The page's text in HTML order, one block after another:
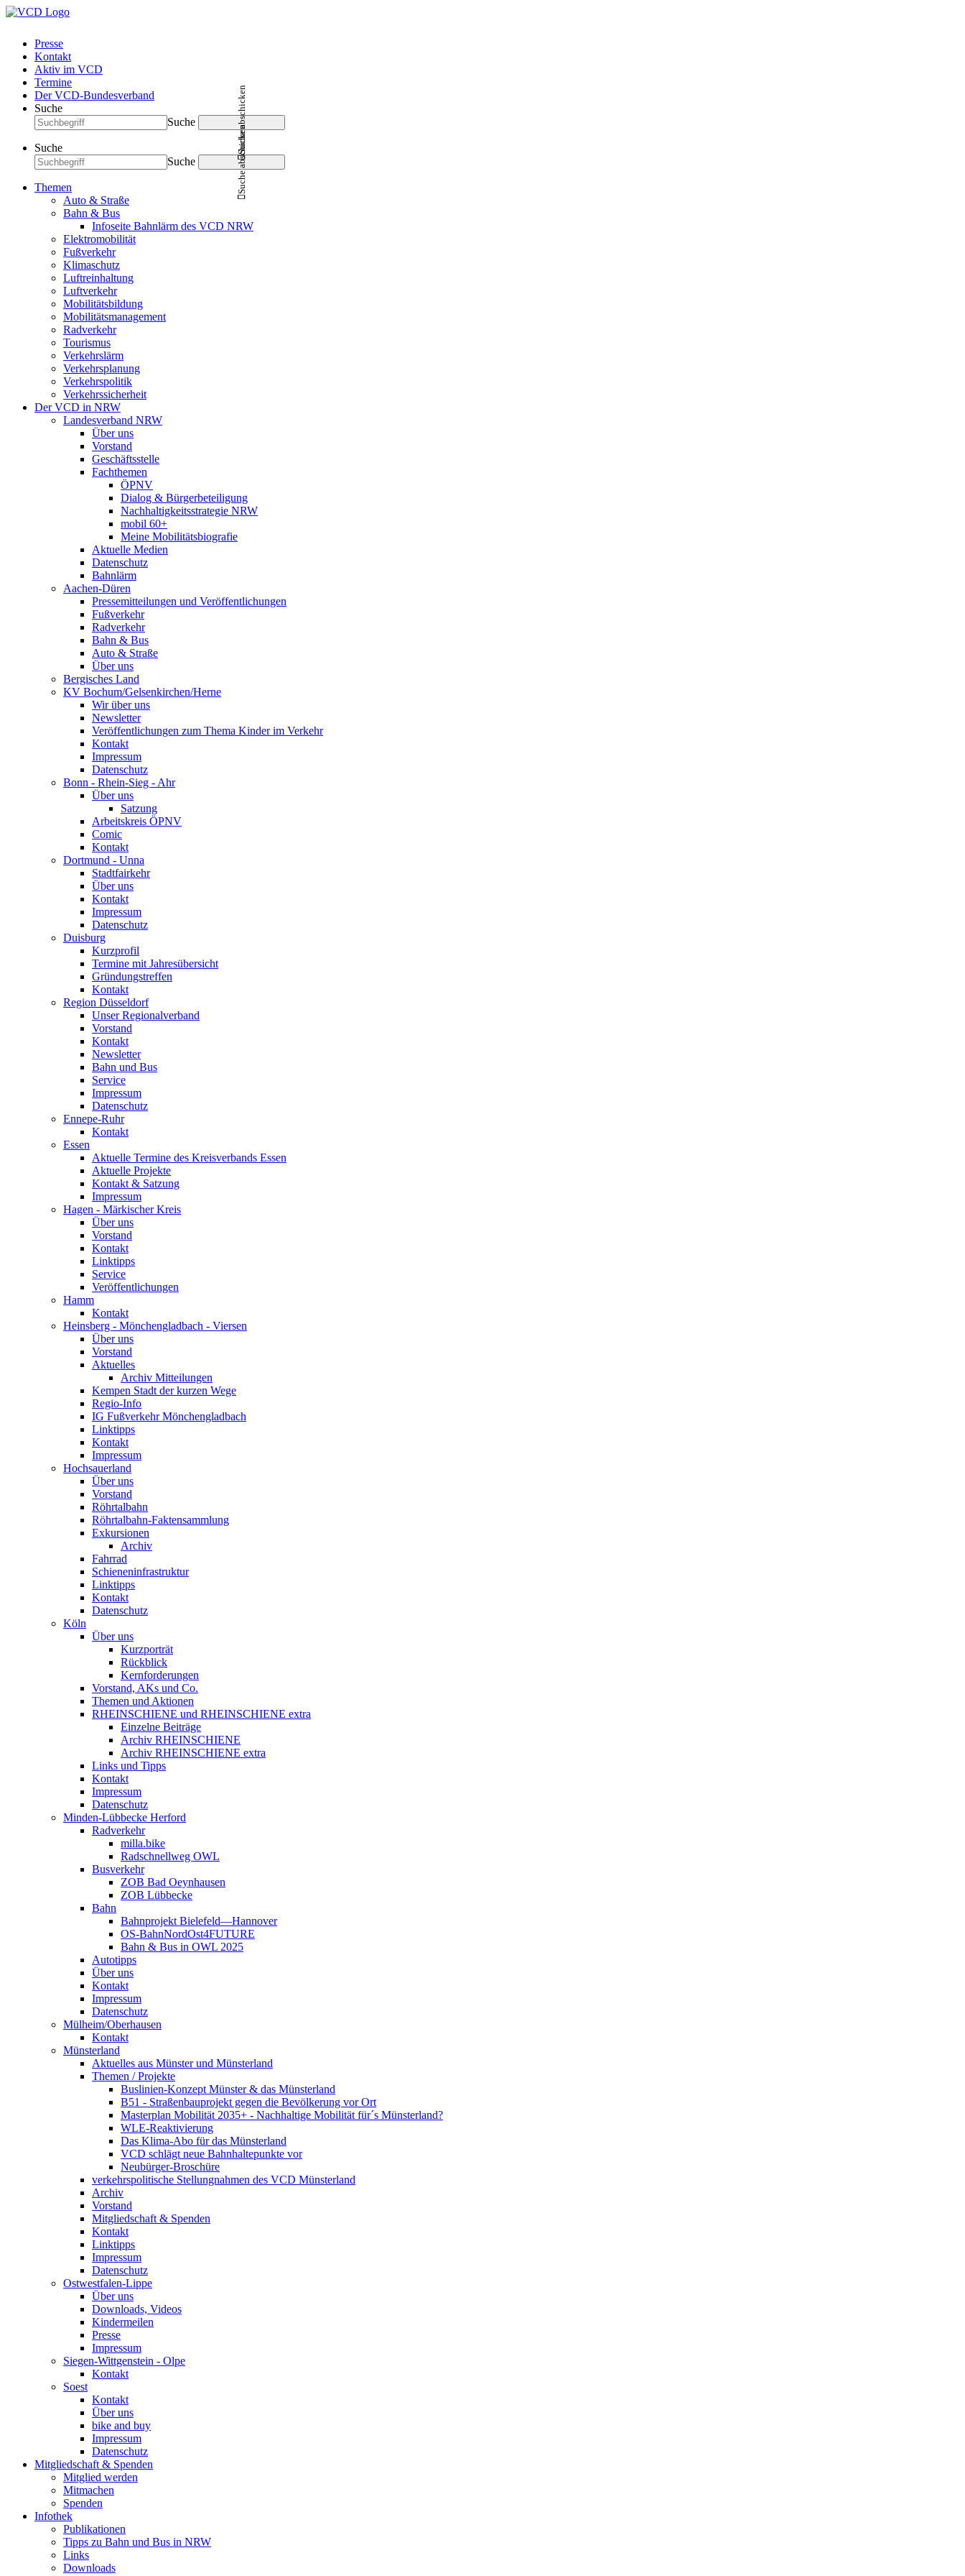
Presse
Kontakt
Aktiv im VCD
Termine
Der VCD-Bundesverband
Suche
Suche
Suche abschicken
Suche
Suche
Suche abschicken
Themen
Auto & Straße
Bahn & Bus
Infoseite Bahnlärm des VCD NRW
Elektromobilität
Fußverkehr
Klimaschutz
Luftreinhaltung
Luftverkehr
Mobilitätsbildung
Mobilitätsmanagement
Radverkehr
Tourismus
Verkehrslärm
Verkehrsplanung
Verkehrspolitik
Verkehrssicherheit
Der VCD in NRW
Landesverband NRW
Über uns
Vorstand
Geschäftsstelle
Fachthemen
ÖPNV
Dialog & Bürgerbeteiligung
Nachhaltigkeitsstrategie NRW
mobil 60+
Meine Mobilitätsbiografie
Aktuelle Medien
Datenschutz
Bahnlärm
Aachen-Düren
Pressemitteilungen und Veröffentlichungen
Fußverkehr
Radverkehr
Bahn & Bus
Auto & Straße
Über uns
Bergisches Land
KV Bochum/Gelsenkirchen/Herne
Wir über uns
Newsletter
Veröffentlichungen zum Thema Kinder im Verkehr
Kontakt
Impressum
Datenschutz
Bonn - Rhein-Sieg - Ahr
Über uns
Satzung
Arbeitskreis ÖPNV
Comic
Kontakt
Dortmund - Unna
Stadtfairkehr
Über uns
Kontakt
Impressum
Datenschutz
Duisburg
Kurzprofil
Termine mit Jahresübersicht
Gründungstreffen
Kontakt
Region Düsseldorf
Unser Regionalverband
Vorstand
Kontakt
Newsletter
Bahn und Bus
Service
Impressum
Datenschutz
Ennepe-Ruhr
Kontakt
Essen
Aktuelle Termine des Kreisverbands Essen
Aktuelle Projekte
Kontakt & Satzung
Impressum
Hagen - Märkischer Kreis
Über uns
Vorstand
Kontakt
Linktipps
Service
Veröffentlichungen
Hamm
Kontakt
Heinsberg - Mönchengladbach - Viersen
Über uns
Vorstand
Aktuelles
Archiv Mitteilungen
Kempen Stadt der kurzen Wege
Regio-Info
IG Fußverkehr Mönchengladbach
Linktipps
Kontakt
Impressum
Hochsauerland
Über uns
Vorstand
Röhrtalbahn
Röhrtalbahn-Faktensammlung
Exkursionen
Archiv
Fahrrad
Schieneninfrastruktur
Linktipps
Kontakt
Datenschutz
Köln
Über uns
Kurzporträt
Rückblick
Kernforderungen
Vorstand, AKs und Co.
Themen und Aktionen
RHEINSCHIENE und RHEINSCHIENE extra
Einzelne Beiträge
Archiv RHEINSCHIENE
Archiv RHEINSCHIENE extra
Links und Tipps
Kontakt
Impressum
Datenschutz
Minden-Lübbecke Herford
Radverkehr
milla.bike
Radschnellweg OWL
Busverkehr
ZOB Bad Oeynhausen
ZOB Lübbecke
Bahn
Bahnprojekt Bielefeld—Hannover
OS-BahnNordOst4FUTURE
Bahn & Bus in OWL 2025
Autotipps
Über uns
Kontakt
Impressum
Datenschutz
Mülheim/Oberhausen
Kontakt
Münsterland
Aktuelles aus Münster und Münsterland
Themen / Projekte
Buslinien-Konzept Münster & das Münsterland
B51 - Straßenbauprojekt gegen die Bevölkerung vor Ort
Masterplan Mobilität 2035+ - Nachhaltige Mobilität für´s Münsterland?
WLE-Reaktivierung
Das Klima-Abo für das Münsterland
VCD schlägt neue Bahnhaltepunkte vor
Neubürger-Broschüre
verkehrspolitische Stellungnahmen des VCD Münsterland
Archiv
Vorstand
Mitgliedschaft & Spenden
Kontakt
Linktipps
Impressum
Datenschutz
Ostwestfalen-Lippe
Über uns
Downloads, Videos
Kindermeilen
Presse
Impressum
Siegen-Wittgenstein - Olpe
Kontakt
Soest
Kontakt
Über uns
bike and buy
Impressum
Datenschutz
Mitgliedschaft & Spenden
Mitglied werden
Mitmachen
Spenden
Infothek
Publikationen
Tipps zu Bahn und Bus in NRW
Links
Downloads